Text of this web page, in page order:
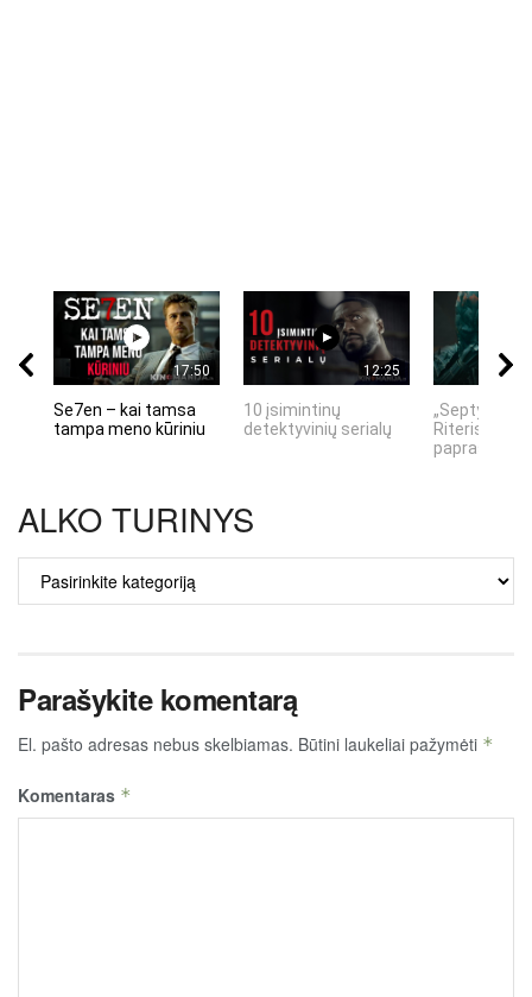
17:50
Se7en – kai tamsa
tampa meno kūriniu
12:25
10 įsimintinų
detektyvinių serialų
„Septynių
Riteris" – kai
ALKO TURINYS
TURINYS
Parašykite komentarą
El. pašto adresas nebus skelbiamas. Būtini laukeliai pažymėti *
Komentaras *